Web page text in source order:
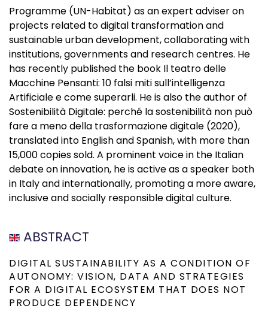
Programme (UN-Habitat) as an expert adviser on
projects related to digital transformation and
sustainable urban development, collaborating with
institutions, governments and research centres. He
has recently published the book Il teatro delle
Macchine Pensanti: 10 falsi miti sull’intelligenza
Artificiale e come superarli. He is also the author of
Sostenibilità Digitale: perché la sostenibilità non può
fare a meno della trasformazione digitale (2020),
translated into English and Spanish, with more than
15,000 copies sold. A prominent voice in the Italian
debate on innovation, he is active as a speaker both
in Italy and internationally, promoting a more aware,
inclusive and socially responsible digital culture.
ABSTRACT
DIGITAL SUSTAINABILITY AS A CONDITION OF
AUTONOMY: VISION, DATA AND STRATEGIES
FOR A DIGITAL ECOSYSTEM THAT DOES NOT
PRODUCE DEPENDENCY